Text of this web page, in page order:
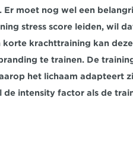
Er moet nog wel een
stress score leiden, wil
krachttraining kan
te trainen. De
het lichaam adapteert
intensity factor als de